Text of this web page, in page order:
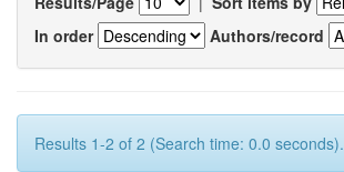
In order
Authors/record
Results 1-2 of 2 (Search time: 0.0 seconds).